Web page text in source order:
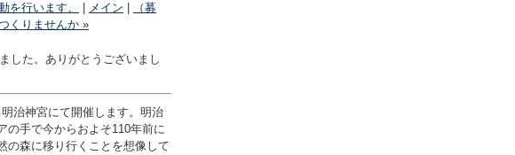
を行います。 メイン
（募
くりませんか »
した。ありがとうございまし
治神宮にて開催します。明治
の手で今からおよそ110年前に
の森に移り行くことを想像して